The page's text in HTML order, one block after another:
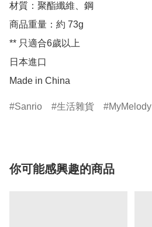
材質：聚酯纖維、鋼
商品重量：約 73g
** 只適合6歲以上
日本進口
Made in China
Sanrio 生活雜貨 MyMelody
你可能感興趣的商品